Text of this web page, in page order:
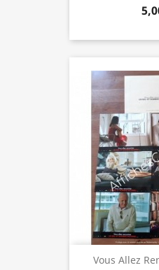
Vous Allez